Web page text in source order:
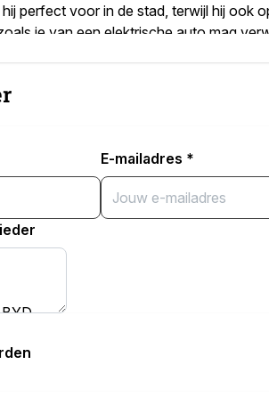
perfect voor in de stad, terwijl hij ook
je van een elektrische auto mag
de vernieuwde 2025 facelift, wat
interieur. De afwerking is naar een
ingedeeld interieur met verrassend
voor alle belangrijke functies.
die elke rit comfortabel en veilig
V is deze BYD Dolphin direct
E-mailadres *